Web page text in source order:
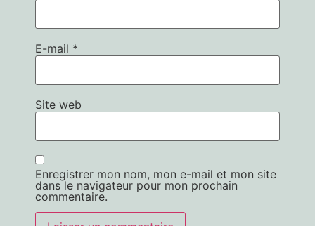
E-mail *
Site web
Enregistrer mon nom, mon e-mail et mon site
dans le navigateur pour mon prochain
commentaire.